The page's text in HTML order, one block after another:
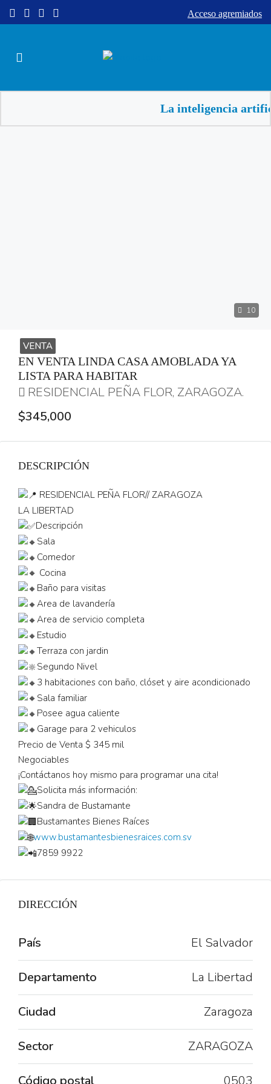
Acceso agremiados
La inteligencia artificial
10
VENTA
EN VENTA LINDA CASA AMOBLADA YA
LISTA PARA HABITAR
RESIDENCIAL PEÑA FLOR, ZARAGOZA.
$345,000
DESCRIPCIÓN
RESIDENCIAL PEÑA FLOR// ZARAGOZA
LA LIBERTAD
Descripción
Sala
Comedor
Cocina
Baño para visitas
Area de lavandería
Area de servicio completa
Estudio
Terraza con jardin
Segundo Nivel
3 habitaciones con baño, clóset y aire acondicionado
Sala familiar
Posee agua caliente
Garage para 2 vehiculos
Precio de Venta $ 345 mil
Negociables
¡Contáctanos hoy mismo para programar una cita!
Solicita más información:
Sandra de Bustamante
Bustamantes Bienes Raíces
www.bustamantesbienesraices.com.sv
7859 9922
DIRECCIÓN
País El Salvador
Departamento La Libertad
Ciudad Zaragoza
Sector ZARAGOZA
Código postal 0503